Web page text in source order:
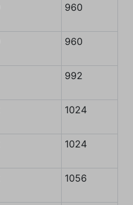
960
960
992
1024
1024
1056